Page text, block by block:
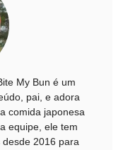
My Bun é um
pai, e adora
comida japonesa
equipe, ele tem
2016 para